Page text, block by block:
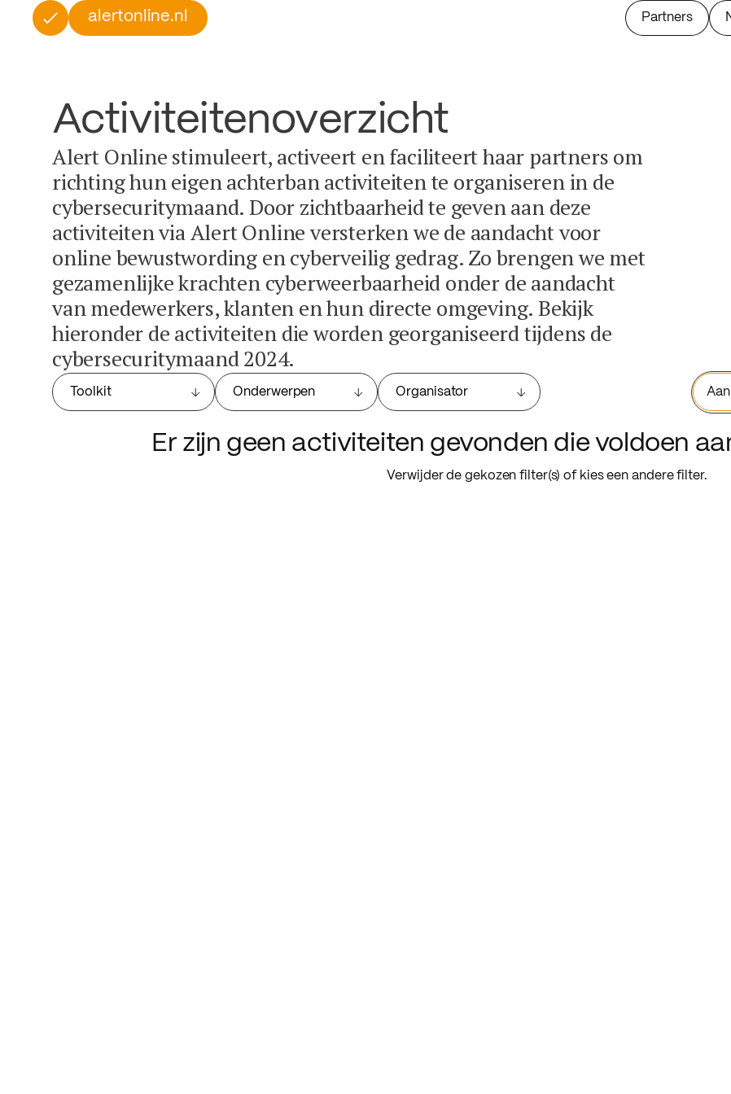
alertonline.nl Partners
Activiteitenoverzicht
Alert Online stimuleert, activeert en faciliteert haar partners om
richting hun eigen achterban activiteiten te organiseren in de
cybersecuritymaand. Door zichtbaarheid te geven aan deze
activiteiten via Alert Online versterken we de aandacht voor
online bewustwording en cyberveilig gedrag. Zo brengen we met
gezamenlijke krachten cyberweerbaarheid onder de aandacht
van medewerkers, klanten en hun directe omgeving. Bekijk
hieronder de activiteiten die worden georganiseerd tijdens de
cybersecuritymaand 2024.
Toolkit Onderwerpen Organisator
Er zijn geen activiteiten gevonden die voldoen
Verwijder de gekozen filter(s) of kies een andere filter.